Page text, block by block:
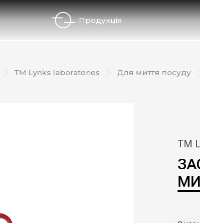
Продукція
ТМ Lynks laboratories
Для миття посуду
ТМ